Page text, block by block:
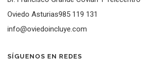
Oviedo Asturias985 119 131
info@oviedoincluye.com
SÍGUENOS EN REDES